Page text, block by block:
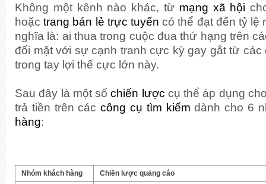
Không một kênh nào khác, từ mạng xã hội
hoặctrang bán lẻ trực tuyếncó thể đạt đến tỷ lệ
nghĩa là: ai thua trong cuộc đua thứ hạng trên
đối mặt với sự cạnh tranh cực kỳ gay gắt từ các
trong tay lợi thế cực lớn này.
Sau đây là một sốchiến lược cụ thể áp dụng
trả tiền trên cáccông cụ tìm kiếm dành cho 6
hàng:
Nhóm khách hàng
Chiến lược quảng cáo